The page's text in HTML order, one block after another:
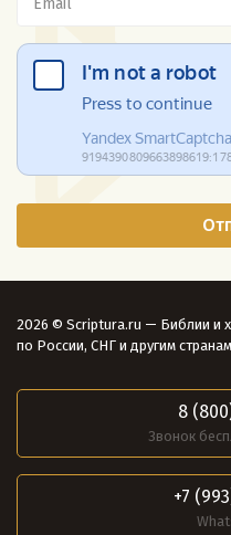
2026 © Scriptura.ru — Библии и
по России, СНГ и другим
8
Звонок
+7